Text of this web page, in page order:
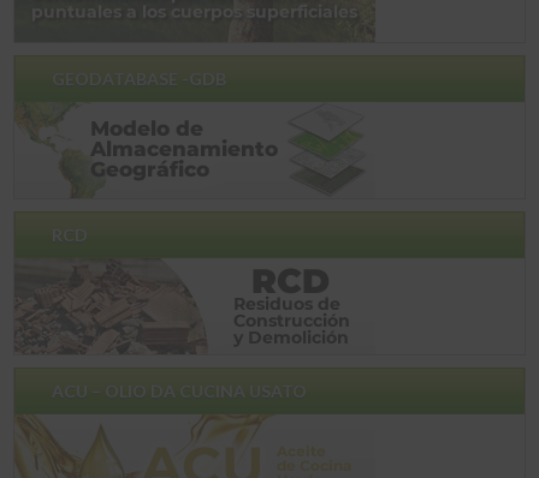
GEODATABASE -GDB
RCD
ACU – OLIO DA CUCINA USATO